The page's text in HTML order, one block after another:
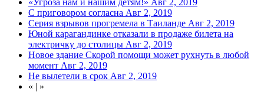
С приговором согласна Авг 2, 2019
Серия взрывов прогремела в Таиланде Авг 2, 2019
Юной карагандинке отказали в продаже билета на
электричку до столицы Авг 2, 2019
Новое здание Скорой помощи может рухнуть в любой
момент Авг 2, 2019
Не вылетели в срок Авг 2, 2019
« | »